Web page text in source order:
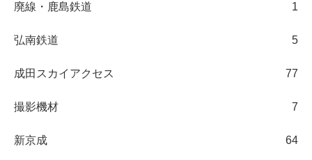
廃線・鹿島鉄道 1
弘南鉄道 5
成田スカイアクセス 77
撮影機材 7
新京成 64